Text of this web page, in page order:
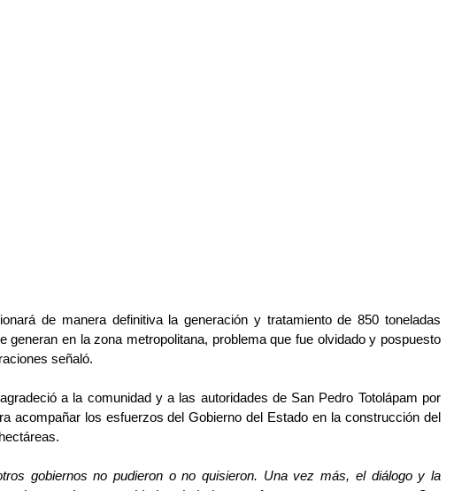
de manera definitiva la generación y tratamiento de 850 toneladas
generan en la zona metropolitana, problema que fue olvidado y pospuesto
señaló.
a la comunidad y a las autoridades de San Pedro Totolápam por
acompañar los esfuerzos del Gobierno del Estado en la construcción del
gobiernos no pudieron o no quisieron. Una vez más, el diálogo y la